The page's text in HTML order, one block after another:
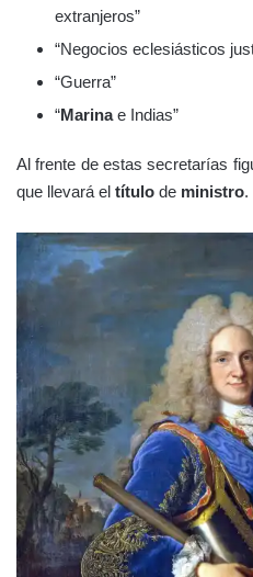
extranjeros”
“Negocios eclesiásticos
“Guerra”
“Marinae Indias”
Al frente de estas secretarías
que llevará el título de ministro.